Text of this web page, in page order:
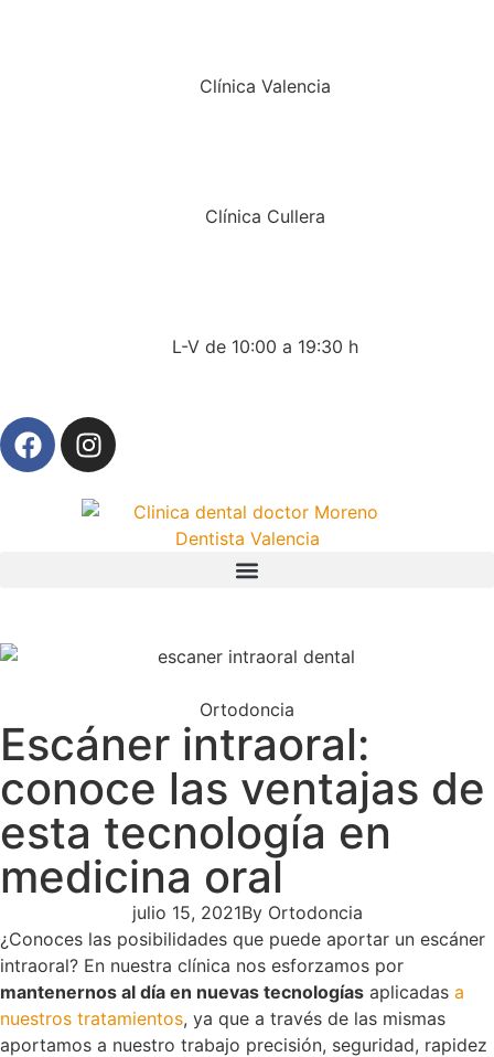
Clínica Valencia
Clínica Cullera
L-V de 10:00 a 19:30 h
Ortodoncia
Escáner intraoral:
conoce las ventajas de
esta tecnología en
medicina oral
julio 15, 2021By Ortodoncia
¿Conoces las posibilidades que puede aportar un escáner
intraoral? En nuestra clínica nos esforzamos por
mantenernos al día en nuevas tecnologías aplicadas a
nuestros tratamientos, ya que a través de las mismas
aportamos a nuestro trabajo precisión, seguridad, rapidez